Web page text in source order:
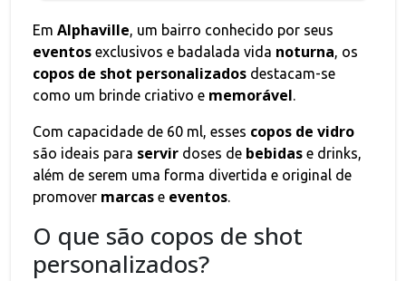
Em Alphaville, um bairro conhecido por seus
eventos exclusivos e badalada vida noturna, os
copos de shot personalizados destacam-se
como um brinde criativo e memorável.
Com capacidade de 60 ml, esses copos de vidro
são ideais para servir doses de bebidas e drinks,
além de serem uma forma divertida e original de
promover marcas e eventos.
O que são copos de shot
personalizados?